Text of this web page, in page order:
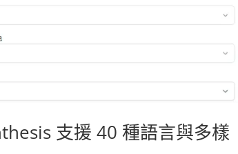
支援 40 種語言與多樣